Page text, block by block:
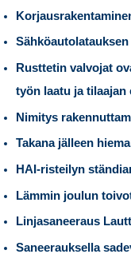
Rusttetin valvojat
työn laatu ja tilaajan
Nimitys
Takana jälleen
HAI-risteilyn
Lämmin joulun
Linjasaneeraus
Saneerauksella